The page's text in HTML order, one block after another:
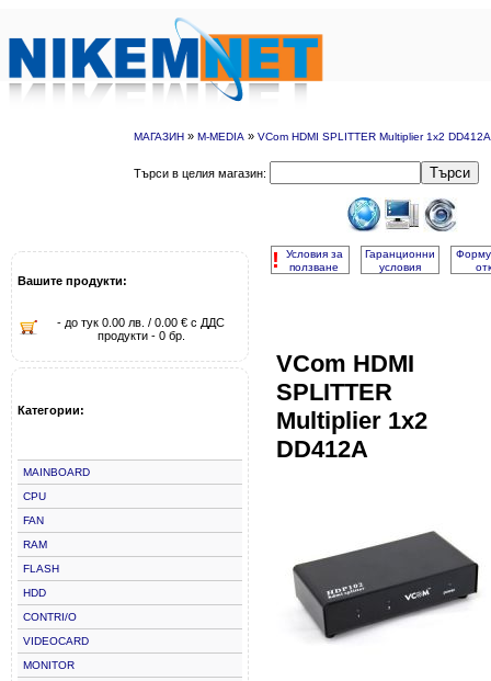
МАГАЗИН » M-MEDIA » VCom HDMI SPLITTER Multiplier 1x2 DD412A
Търси в целия магазин: Търси
Вашите продукти:
- до тук 0.00 лв. / 0.00 € с ДДС
продукти - 0 бр.
Категории:
MAINBOARD
CPU
FAN
RAM
FLASH
HDD
CONTRI/O
VIDEOCARD
MONITOR
!
Условия за
ползване
Гаранционни
условия
VCom HDMI
SPLITTER
Multiplier 1x2
DD412A